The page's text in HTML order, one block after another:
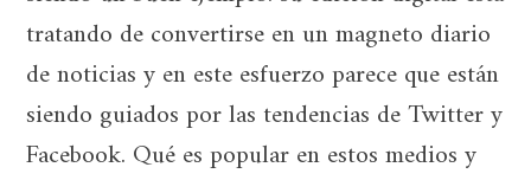
tratando de convertirse en un magneto diario
de noticias y en este esfuerzo parece que están
siendo guiados por las tendencias de Twitter y
Facebook. Qué es popular en estos medios y